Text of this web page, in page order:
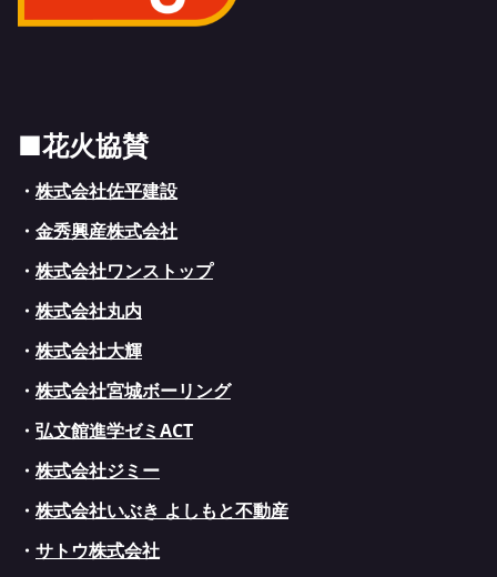
■花火協賛
・ 株式会社佐平建設
・ 金秀興産株式会社
・ 株式会社ワンストップ
・ 株式会社丸内
・ 株式会社大輝
・ 株式会社宮城ボーリング
・ 弘文館進学ゼミACT
・ 株式会社ジミー
・ 株式会社いぶき よしもと不動産
・ サトウ株式会社